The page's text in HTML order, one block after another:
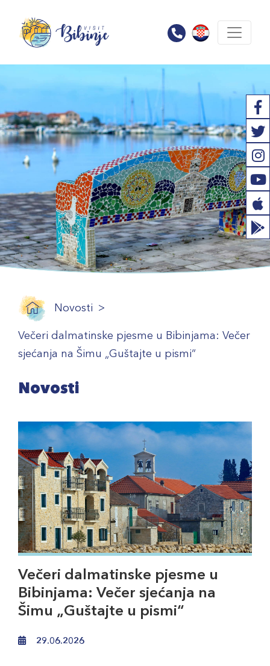
Novosti
Večeri dalmatinske pjesme u Bibinjama: Večer
sjećanja na Šimu „Guštajte u pismi“
Novosti
Večeri dalmatinske pjesme u
Bibinjama: Večer sjećanja na
Šimu „Guštajte u pismi“
29.06.2026